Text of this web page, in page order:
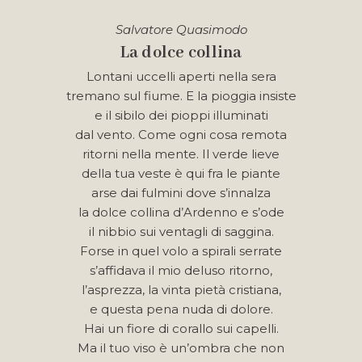
Salvatore Quasimodo
La dolce collina
Lontani uccelli aperti nella sera
tremano sul fiume. E la pioggia insiste
e il sibilo dei pioppi illuminati
dal vento. Come ogni cosa remota
ritorni nella mente. Il verde lieve
della tua veste è qui fra le piante
arse dai fulmini dove s’innalza
la dolce collina d’Ardenno e s’ode
il nibbio sui ventagli di saggina.
Forse in quel volo a spirali serrate
s’affidava il mio deluso ritorno,
l’asprezza, la vinta pietà cristiana,
e questa pena nuda di dolore.
Hai un fiore di corallo sui capelli.
Ma il tuo viso è un’ombra che non